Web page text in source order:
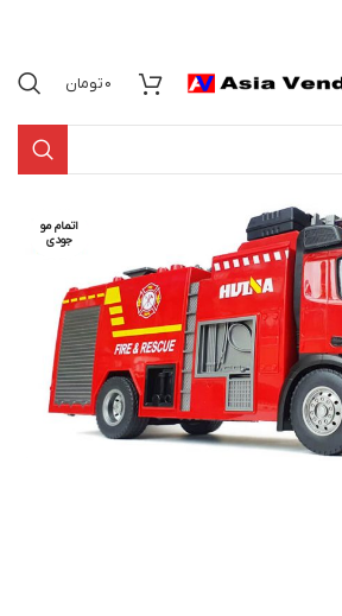
0تومان
اتمام مو
جودی